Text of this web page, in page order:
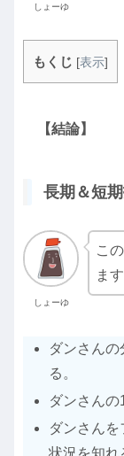
しょーゆ
もくじ [表示]
【結論】
長期＆短
しょーゆ
こ
ます
ダンさん
る。
ダンさんの
ダンさん
状況を知れ